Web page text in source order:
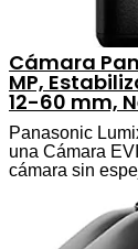
Cámara
MP,
12-60 mm,
Panasonic
una Cámara
cámara sin